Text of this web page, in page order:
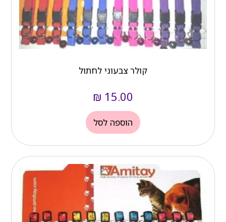
קולר צבעוני לחתול
₪ 15.00
הוספה לסל